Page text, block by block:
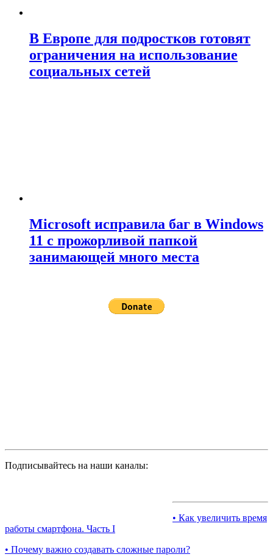
В Европе для подростков готовят
ограничения на использование
социальных сетей
Microsoft исправила баг в Windows
11 с прожорливой папкой
занимающей много места
Подписывайтесь на наши каналы:
• Как увеличить время
работы смартфона. Часть I
• Почему важно создавать сложные пароли?